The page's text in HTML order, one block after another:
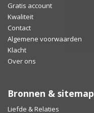
Gratis account
Kwaliteit
Contact
Algemene voorwaarden
Klacht
Over ons
Bronnen & sitemap
Liefde & Relaties